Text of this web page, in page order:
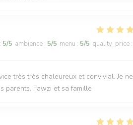
: 5/5 ambience : 5/5 menu : 5/5 quality_price :
très très chaleureux et convivial. Je ne
parents. Fawzi et sa famille